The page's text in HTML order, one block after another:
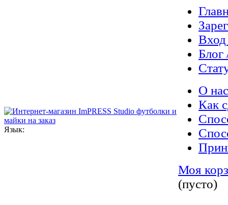
Язык:
Вход
Блог
О
Как
Моя
(пусто)